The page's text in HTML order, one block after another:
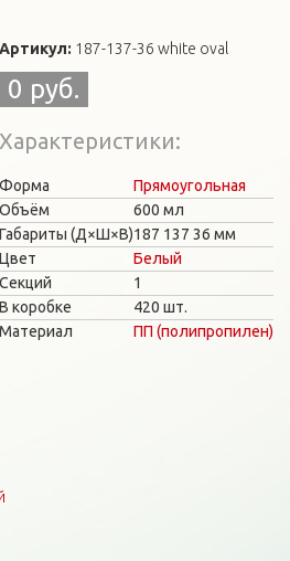
Артикул: 187-137-36 white oval
0 руб.
Характеристики
Форма
Прямоугольная
Объём
600 мл
Габариты (Д×Ш×В)187 137 36 мм
Цвет
Белый
Секций
1
В коробке
420 шт.
Материал
ПП (полипропилен)